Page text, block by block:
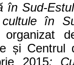
în Sud-
în
organizat
și Centrul
2015;